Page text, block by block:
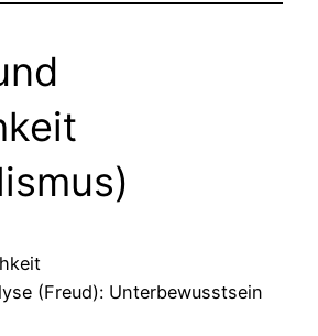
(Freud): Unterbewusstsein